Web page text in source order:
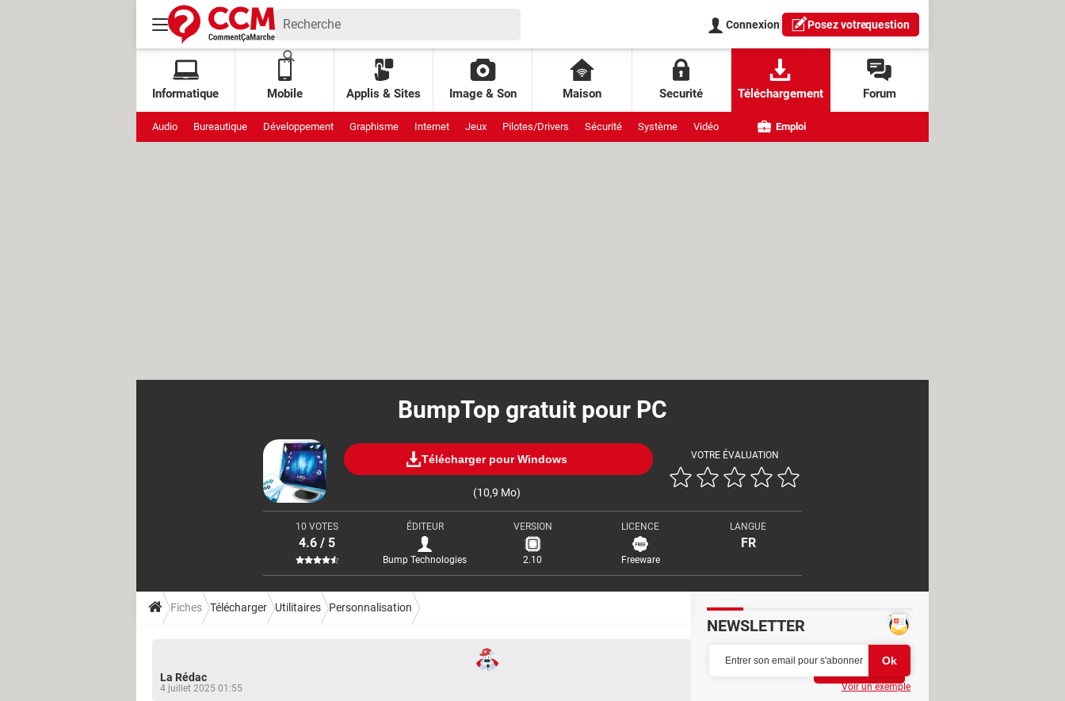
Connexion Posez votrequestion
Informatique Mobile Applis & Sites Image & Son Maison Securité Téléchargement Forum
Audio Bureautique Développement Graphisme Internet Jeux Pilotes/Drivers Sécurité Système Vidéo Emploi
BumpTop gratuit pour PC
Télécharger pour Windows
(10,9 Mo)
VOTRE ÉVALUATION
10 VOTES
4.6 / 5
ÉDITEUR
Bump Technologies
VERSION
2.10
LICENCE
Freeware
LANGUE
FR
Fiches Télécharger Utilitaires Personnalisation
La Rédac
4 juillet 2025 01:55
NEWSLETTER
Voir un exemple